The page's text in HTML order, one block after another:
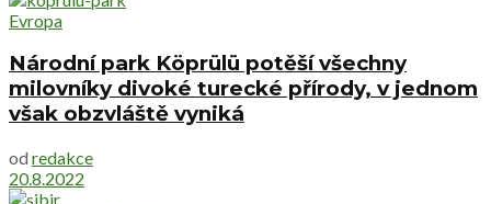
Evropa
Národní park Köprülü potěší všechny
milovníky divoké turecké přírody, v jednom
však obzvláště vyniká
od redakce
20.8.2022